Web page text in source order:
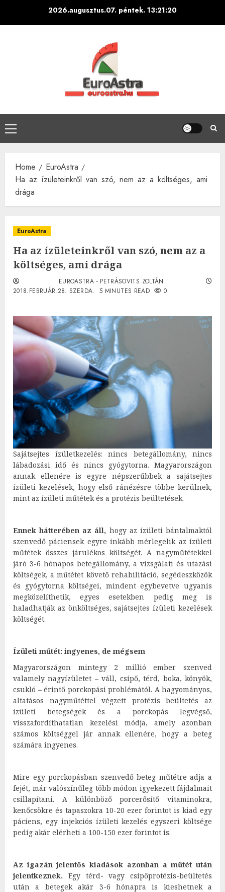
2026.augusztus.07. péntek.13:21:22
Primary
Menu
Home
EuroAstra
Ha az ízületeinkről van szó, nem az a költséges, ami
drága
EuroAstra
Ha az ízületeinkről van szó, nem az a
költséges, ami drága
EUROASTRA - PETRÁSOVITS ZOLTÁN
2018.FEBRUÁR.28. SZERDA.
5 MINUTES READ 0
Sajátsejtes ízületkezelés: nincs betegállomány, nincs
lábadozási idő és nincs gyógytorna. Magyarországon
annak ellenére is egyre népszerűbbek a sajátsejtes
ízületi kezelések, hogy első ránézésre többe kerülnek,
mint az ízületi műtétek és a protézis beültetések.
Ennek hátterében az áll, hogy az ízületi bántalmaktól
szenvedő páciensek egyre inkább mérlegelik az ízületi
műtétek összes járulékos költségét. A nagyműtétekkel
járó 3-6 hónapos betegállomány, a vizsgálati és utazási
költségek, a műtétet követő rehabilitáció, segédeszközök
és gyógytorna költségei, mindent egybevetve ugyanis
megközelíthetik, egyes esetekben pedig meg is
haladhatják az önköltséges, sajátsejtes ízületi kezelések
költségét.
Ízületi műtét: ingyenes, de mégsem
Magyarországon mintegy 2 millió ember szenved
valamely nagyízületet – váll, csípő, térd, boka, könyök,
csukló – érintő porckopási problémától. A hagyományos,
altatásos nagyműtéttel végzett protézis beültetés az
ízületi betegségek és a porckopás legvégső,
visszafordíthatatlan kezelési módja, amely azonban
számos költséggel jár annak ellenére, hogy a beteg
számára ingyenes.
Mire egy porckopásban szenvedő beteg műtétre adja a
fejét, már valószínűleg több módon igyekezett fájdalmait
csillapítani. A különböző porcerősítő vitaminokra,
kenőcsökre és tapaszokra 10-20 ezer forintot is kiad egy
páciens, egy injekciós ízületi kezelés egyszeri költsége
pedig akár elérheti a 100-150 ezer forintot is.
Az igazán jelentős kiadások azonban a műtét után
jelentkeznek. Egy térd- vagy csípőprotézis-beültetés
után a betegek akár 3-6 hónapra is kieshetnek a